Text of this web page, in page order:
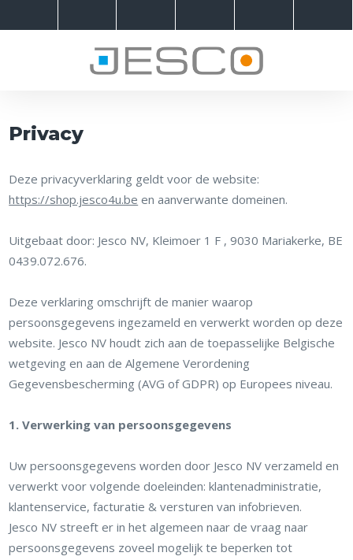
Privacy
Deze privacyverklaring geldt voor de website:
https://shop.jesco4u.be en aanverwante domeinen.
Uitgebaat door: Jesco NV, Kleimoer 1 F , 9030 Mariakerke, BE
0439.072.676.
Deze verklaring omschrijft de manier waarop
persoonsgegevens ingezameld en verwerkt worden op deze
website. Jesco NV houdt zich aan de toepasselijke Belgische
wetgeving en aan de Algemene Verordening
Gegevensbescherming (AVG of GDPR) op Europees niveau.
1. Verwerking van persoonsgegevens
Uw persoonsgegevens worden door Jesco NV verzameld en
verwerkt voor volgende doeleinden: klantenadministratie,
klantenservice, facturatie & versturen van infobrieven.
Jesco NV streeft er in het algemeen naar de vraag naar
persoonsgegevens zoveel mogelijk te beperken tot